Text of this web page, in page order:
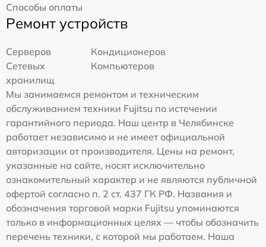
Способы оплаты
Ремонт устройств
Серверов
Кондиционеров
Сетевых
хранилищ
Компьютеров
Мы занимаемся ремонтом и техническим
обслуживанием техники Fujitsu по истечении
гарантийного периода. Наш центр в Челябинске
работает независимо и не имеет официальной
авторизации от производителя. Цены на ремонт,
указанные на сайте, носят исключительно
ознакомительный характер и не являются публичной
офертой согласно п. 2 ст. 437 ГК РФ. Названия и
обозначения торговой марки Fujitsu упоминаются
только в информационных целях — чтобы обозначить
перечень техники, с которой мы работаем. Наша